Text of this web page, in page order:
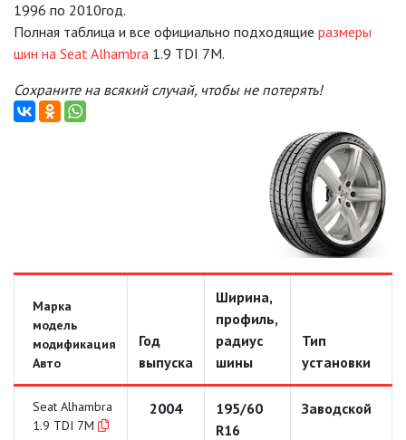
1996 по 2010год.
Полная таблица и все официально подходящие размеры
шин на Seat Alhambra 1.9 TDI 7M.
Сохраните на всякий случай, чтобы не потерять!
Марка
модель
модификация
Авто
Год
выпуска
Ширина,
профиль,
радиус
шины
Тип
установки
Seat Alhambra
1.9 TDI 7M
2004
195/60
R16
Заводской